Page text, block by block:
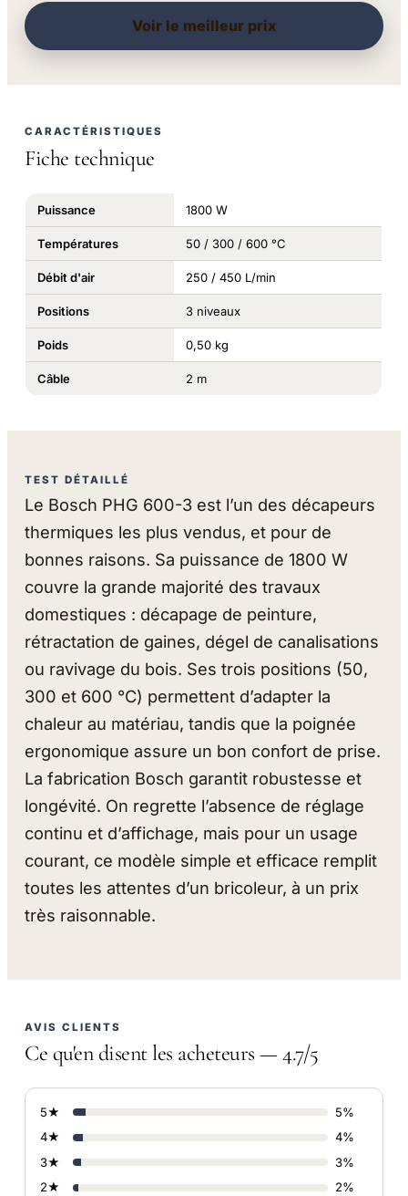
Voir le meilleur prix
CARACTÉRISTIQUES
Fiche technique
Puissance 1800 W
Températures 50 / 300 / 600 °C
Débit d'air 250 / 450 L/min
Positions 3 niveaux
Poids 0,50 kg
Câble 2 m
TEST DÉTAILLÉ
Le Bosch PHG 600-3 est l’un des décapeurs
thermiques les plus vendus, et pour de
bonnes raisons. Sa puissance de 1800 W
couvre la grande majorité des travaux
domestiques : décapage de peinture,
rétractation de gaines, dégel de canalisations
ou ravivage du bois. Ses trois positions (50,
300 et 600 °C) permettent d’adapter la
chaleur au matériau, tandis que la poignée
ergonomique assure un bon confort de prise.
La fabrication Bosch garantit robustesse et
longévité. On regrette l’absence de réglage
continu et d’affichage, mais pour un usage
courant, ce modèle simple et efficace remplit
toutes les attentes d’un bricoleur, à un prix
très raisonnable.
AVIS CLIENTS
Ce qu'en disent les acheteurs — 4.7/5
5★
5%
4★
4%
3★
3%
2★
2%